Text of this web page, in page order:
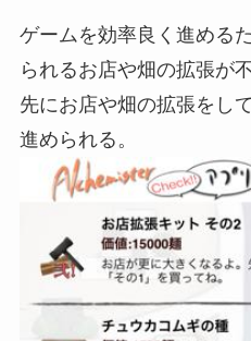
ゲームを効率良く進める
られるお店や畑の拡張が不
先にお店や畑の拡張をし
進められる。